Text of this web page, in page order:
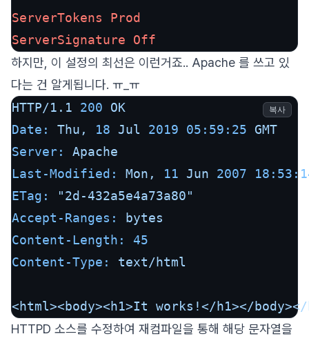
ServerTokens
Prod
ServerSignature
Off
하지만, 이 설정의 최선은 이런거죠.. Apache 를 쓰고 있
다는 건 알게됩니다. ㅠ_ㅠ
HTTP/1.1
200
OK
Date:
Thu, 18 Jul 2019 05:59:25 GMT
Server:
Apache
Last-Modified:
Mon, 11 Jun
2007
ETag:
"2d-432a5e4a73a80"
Accept-Ranges:
bytes
Content-Length:
45
Content-Type:
text/html
<html><body><h1>It works!</h1></
복사
HTTPD 소스를 수정하여 재컴파일을 통해 해당 문자열을